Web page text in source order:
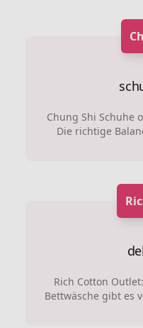
Chung Shi Schuhe
Die richtige
Rich Cotton
Bettwäsche gibt es